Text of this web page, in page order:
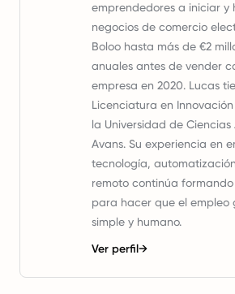
emprendedores a iniciar y
negocios de comercio
Boloo hasta más de €2
anuales antes de vender
empresa en 2020. Lucas
Licenciatura en
la Universidad de
Avans. Su experiencia en
tecnología,
remoto continúa
para hacer que el empleo
simple y humano.
Ver perfil→